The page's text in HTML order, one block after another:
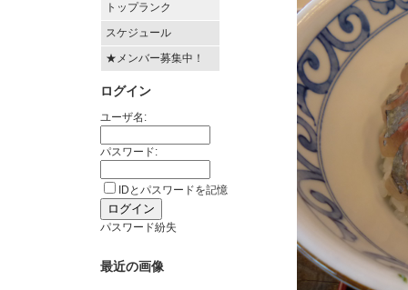
トップランク
スケジュール
★メンバー募集中！
ログイン
ユーザ名:
パスワード:
IDとパスワードを記憶
パスワード紛失
最近の画像